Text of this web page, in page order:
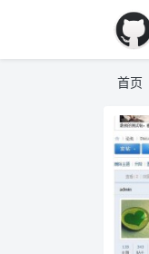
首页